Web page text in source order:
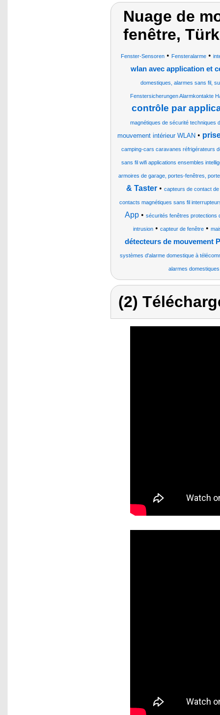
Nuage de
fenêtre,
Fenster-Sensoren• Fensteralarme•
wlan avec application et
domestiques, alarmes sans fil,
Fenstersicherungen Alarmkontakte
contrôle par
magnétiques de sécurité techniques
mouvement intérieur WLAN•
camping-cars caravanes réfrigérateurs
sans fil wifi applications ensembles
armoires de garage, portes-fenêtres,
& Taster• capteurs de contact de
contacts magnétiques sans fil
App • sécurités fenêtres protections
intrusion• capteur de fenêtre•
détecteurs de mouvement
systèmes d'alarme domestique à
alarmes
(2)